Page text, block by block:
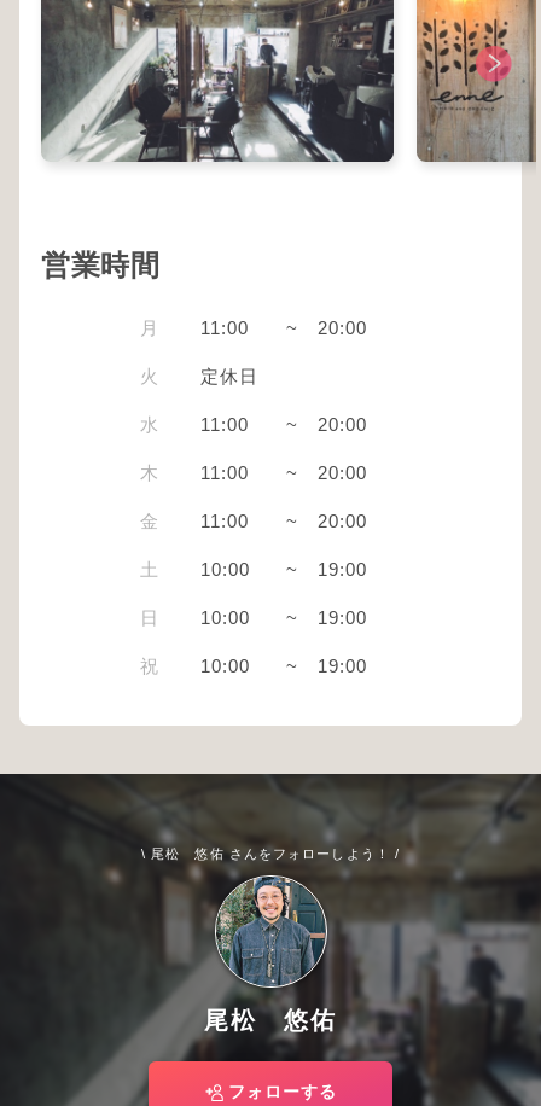
営業時間
月 11:00 ~ 20:00
火 定休日
水 11:00 ~ 20:00
木 11:00 ~ 20:00
金 11:00 ~ 20:00
土 10:00 ~ 19:00
日 10:00 ~ 19:00
祝 10:00 ~ 19:00
\ 尾松 悠佑 さんをフォローしよう！ /
尾松 悠佑
フォローする